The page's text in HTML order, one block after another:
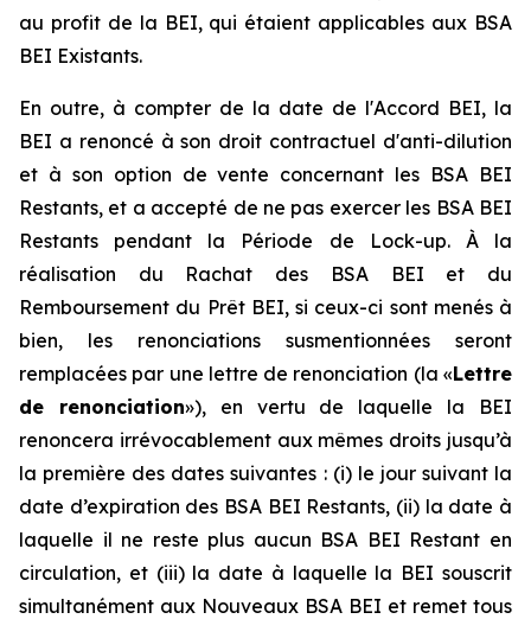
au profit de la BEI, qui étaient applicables aux BSA
BEI Existants.
En outre, à compter de la date de l'Accord BEI, la
BEI a renoncé à son droit contractuel d'anti-dilution
et à son option de vente concernant les BSA BEI
Restants, et a accepté de ne pas exercer les BSA BEI
Restants pendant la Période de Lock-up. À la
réalisation du Rachat des BSA BEI et du
Remboursement du Prêt BEI, si ceux-ci sont menés à
bien, les renonciations susmentionnées seront
remplacées par une lettre de renonciation (la «Lettre
de renonciation»), en vertu de laquelle la BEI
renoncera irrévocablement aux mêmes droits jusqu’à
la première des dates suivantes : (i) le jour suivant la
date d’expiration des BSA BEI Restants, (ii) la date à
laquelle il ne reste plus aucun BSA BEI Restant en
circulation, et (iii) la date à laquelle la BEI souscrit
simultanément aux Nouveaux BSA BEI et remet tous